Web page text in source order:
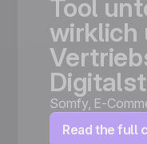
Tool
wirklich
Somfy, E-
Read the full